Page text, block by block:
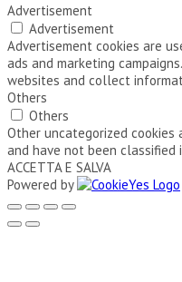
Advertisement
Advertisement
Advertisement cookies are
ads and marketing
websites and collect
Others
Others
Other uncategorized
and have not been classified
ACCETTA E SALVA
Powered by